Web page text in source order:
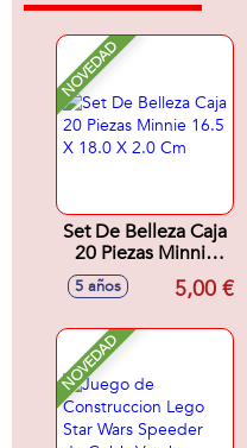
NOVEDAD
Set De Belleza Caja
20 Piezas Minnie
16.5 X 18.0 X 2.0
5 años 5,00 €
NOVEDAD